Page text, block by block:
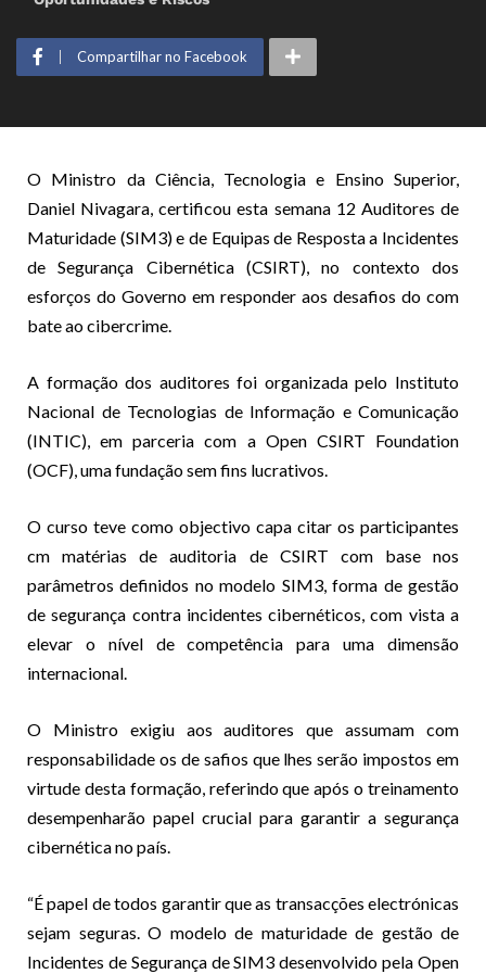
Compartilhar no Facebook
O Ministro da Ciência, Tecnologia e Ensino Superior,
Daniel Nivagara, certificou esta semana 12 Auditores de
Maturidade (SIM3) e de Equipas de Resposta a Incidentes
de Segurança Cibernética (CSIRT), no contexto dos
esforços do Governo em responder aos desafios do com
bate ao cibercrime.
A formação dos auditores foi organizada pelo Instituto
Nacional de Tecnologias de Informação e Comunicação
(INTIC), em parceria com a Open CSIRT Foundation
(OCF), uma fundação sem fins lucrativos.
O curso teve como objectivo capa citar os participantes
cm matérias de auditoria de CSIRT com base nos
parâmetros definidos no modelo SIM3, forma de gestão
de segurança contra incidentes cibernéticos, com vista a
elevar o nível de competência para uma dimensão
internacional.
O Ministro exigiu aos auditores que assumam com
responsabilidade os de safios que lhes serão impostos em
virtude desta formação, referindo que após o treinamento
desempenharão papel crucial para garantir a segurança
cibernética no país.
“É papel de todos garantir que as transacções electrónicas
sejam seguras. O modelo de maturidade de gestão de
Incidentes de Segurança de SIM3 desenvolvido pela Open